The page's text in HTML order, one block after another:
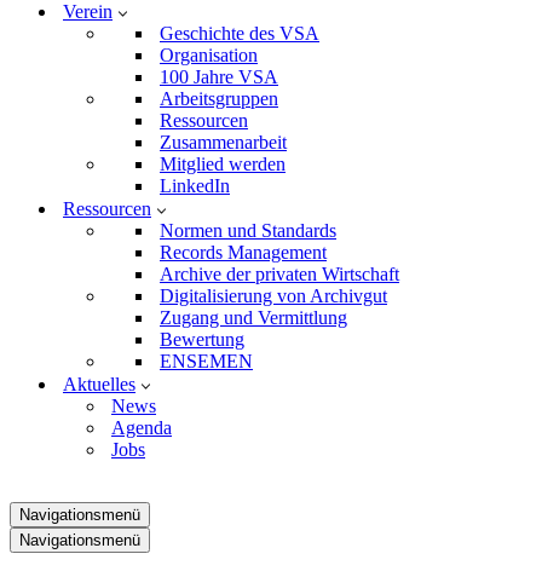
Verein
Geschichte des VSA
Organisation
100 Jahre VSA
Arbeitsgruppen
Ressourcen
Zusammenarbeit
Mitglied werden
LinkedIn
Ressourcen
Normen und Standards
Records Management
Archive der privaten Wirtschaft
Digitalisierung von Archivgut
Zugang und Vermittlung
Bewertung
ENSEMEN
Aktuelles
News
Agenda
Jobs
Navigationsmenü
Navigationsmenü